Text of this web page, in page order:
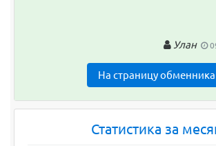
Улан
На страницу обменника
Статистика за